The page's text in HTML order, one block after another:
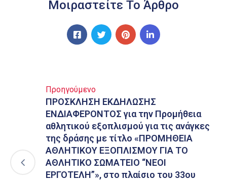
Μοιραστείτε Το Άρθρο
Προηγούμενο
ΠΡΟΣΚΛΗΣΗ ΕΚΔΗΛΩΣΗΣ
ΕΝΔΙΑΦΕΡΟΝΤΟΣ για την Προμήθεια
αθλητικού εξοπλισμού για τις ανάγκες
της δράσης με τίτλο «ΠΡΟΜΗΘΕΙΑ
ΑΘΛΗΤΙΚΟΥ ΕΞΟΠΛΙΣΜΟΥ ΓΙΑ ΤΟ
ΑΘΛΗΤΙΚΟ ΣΩΜΑΤΕΙΟ “ΝΕΟΙ
ΕΡΓΟΤΕΛΗ”», στο πλαίσιο του 33ου